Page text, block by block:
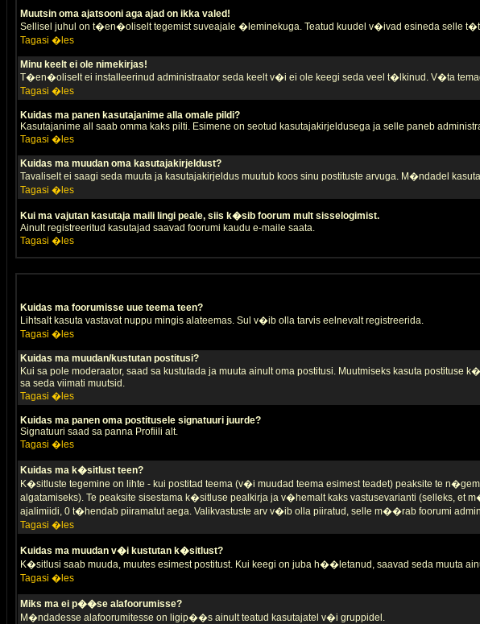
Muutsin oma ajatsooni aga ajad on ikka valed!
Sellisel juhul on t�en�oliselt tegemist suveajale �leminekuga. Teatud kuudel v�ivad esineda selle
Tagasi �les
Minu keelt ei ole nimekirjas!
T�en�oliselt ei installeerinud administraator seda keelt v�i ei ole keegi seda veel t�lkinud. V�ta
Tagasi �les
Kuidas ma panen kasutajanime alla omale pildi?
Kasutajanime all saab omma kaks pilti. Esimene on seotud kasutajakirjeldusega ja selle paneb
Tagasi �les
Kuidas ma muudan oma kasutajakirjeldust?
Tavaliselt ei saagi seda muuta ja kasutajakirjeldus muutub koos sinu postituste arvuga. M�ndadel
Tagasi �les
Kui ma vajutan kasutaja maili lingi peale, siis k�sib foorum mult sisselogimist.
Ainult registreeritud kasutajad saavad foorumi kaudu e-maile saata.
Tagasi �les
Kuidas ma foorumisse uue teema teen?
Lihtsalt kasuta vastavat nuppu mingis alateemas. Sul v�ib olla tarvis eelnevalt registreerida.
Tagasi �les
Kuidas ma muudan/kustutan postitusi?
Kui sa pole moderaator, saad sa kustutada ja muuta ainult oma postitusi. Muutmiseks kasuta postituse
sa seda viimati muutsid.
Tagasi �les
Kuidas ma panen oma postitusele signatuuri juurde?
Signatuuri saad sa panna Profiili alt.
Tagasi �les
Kuidas ma k�sitlust teen?
K�sitluste tegemine on lihte - kui postitad teema (v�i muudad teema esimest teadet) peaksite te
algatamiseks). Te peaksite sisestama k�sitluse pealkirja ja v�hemalt kaks vastusevarianti (selleks, et
ajalimiidi, 0 t�hendab piiramatut aega. Valikvastuste arv v�ib olla piiratud, selle m��rab foorumi
Tagasi �les
Kuidas ma muudan v�i kustutan k�sitlust?
K�sitlusi saab muuda, muutes esimest postitust. Kui keegi on juba h��letanud, saavad seda muuta
Tagasi �les
Miks ma ei p��se alafoorumisse?
M�ndadesse alafoorumitesse on ligip��s ainult teatud kasutajatel v�i gruppidel.